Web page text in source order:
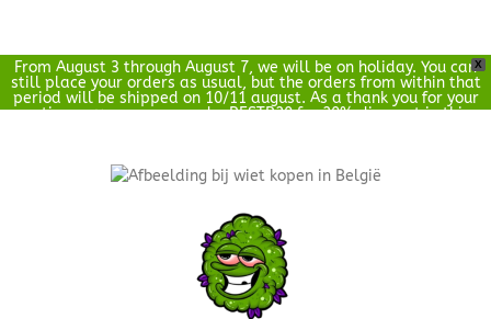
X
From August 3 through August 7, we will be on holiday. You can
still place your orders as usual, but the orders from within that
period will be shipped on 10/11 august. As a thank you for your
patience, you can use code: BESTB20 for 20% discount in this
0
€0.00